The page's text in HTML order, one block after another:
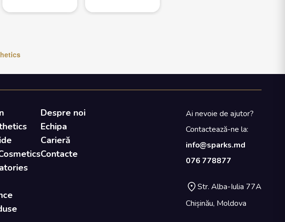
Despre noi
Echipa
Carieră
Contacte
Ai nevoie de ajutor?
Contactează-ne la:
info@sparks.md
076 778877
Str. Alba-Iulia 77A
Chișinău, Moldova